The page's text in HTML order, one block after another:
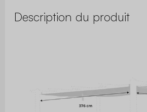
Description du produit